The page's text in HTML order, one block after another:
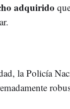
adquirido
la Policía